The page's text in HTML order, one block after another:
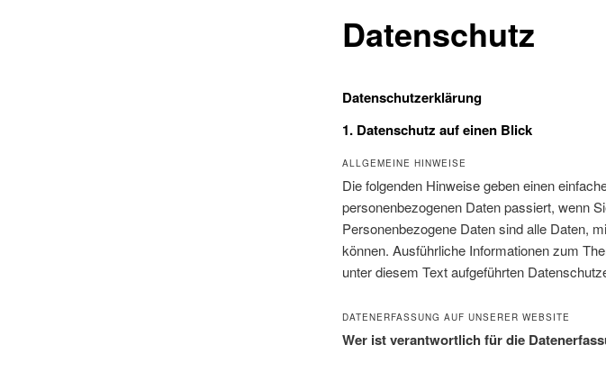
Datenschutz
Datenschutzerklärung
1. Datenschutz auf einen Blick
ALLGEMEINE HINWEISE
Die folgenden Hinweise geben einen
personenbezogenen Daten passiert, wenn
Personenbezogene Daten sind alle Daten,
können. Ausführliche Informationen zum
unter diesem Text aufgeführten
DATENERFASSUNG AUF UNSERER WEBSITE
Wer ist verantwortlich für die